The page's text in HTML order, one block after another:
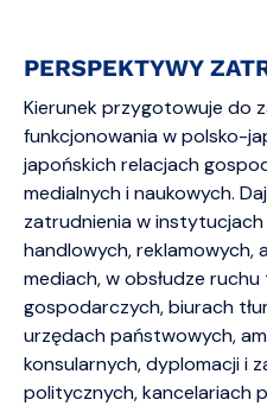
PERSPEKTYWY
Kierunek przygotowuje do
funkcjonowania w polsko-
japońskich relacjach
medialnych i naukowych.
zatrudnienia w
handlowych, reklamowych,
mediach, w obsłudze
gospodarczych, biurach
urzędach państwowych,
konsularnych, dyplomacji i
politycznych, kancelariach